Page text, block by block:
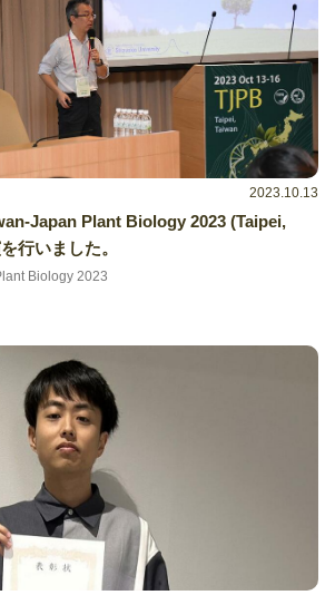
2023.10.13
Japan Plant Biology 2023 (Taipei,
行いました。
Biology 2023